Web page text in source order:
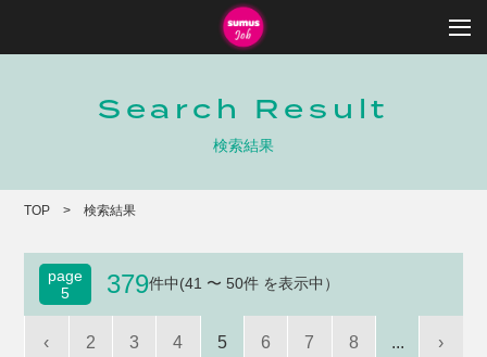
Search Result
検索結果
TOP 検索結果
page
5
379件中(41 〜 50件 を表示中）
‹ 2 3 4 5 6 7 8 ... ›